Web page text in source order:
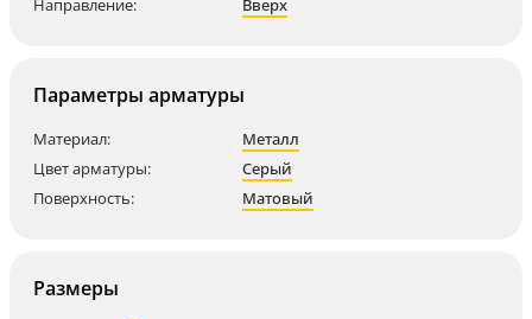
Направление:
Вверх
Параметры арматуры
Материал:
Металл
Цвет арматуры:
Серый
Поверхность:
Матовый
Размеры